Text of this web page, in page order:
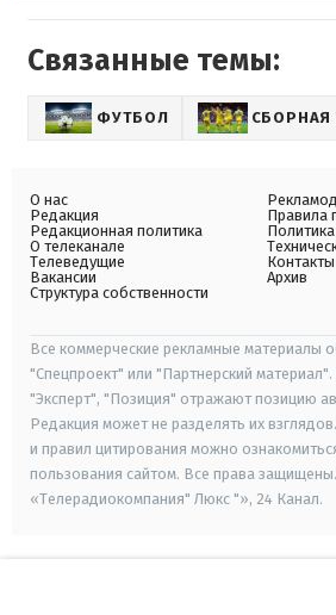
Связанные темы:
ФУТБОЛ СБОРНАЯ
О нас
Редакция
Редакционная политика
О телеканале
Телеведущие
Вакансии
Структура собственности
Правила
Контакты
Архив
Все коммерческие рекламные материалы
"Спецпроект" или "Партнерский
"Эксперт", "Позиция" отражают позицию
Редакция может не разделять их
и правил цитирования можно
пользования сайтом. Все права
«Телерадиокомпания" Люкс "», 24 Канал.